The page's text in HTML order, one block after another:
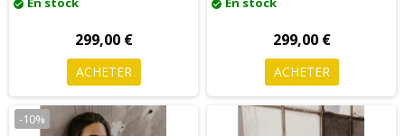
check_circle
299,00 €
ACHETER
check_circle
299,00 €
ACHETER
-10%